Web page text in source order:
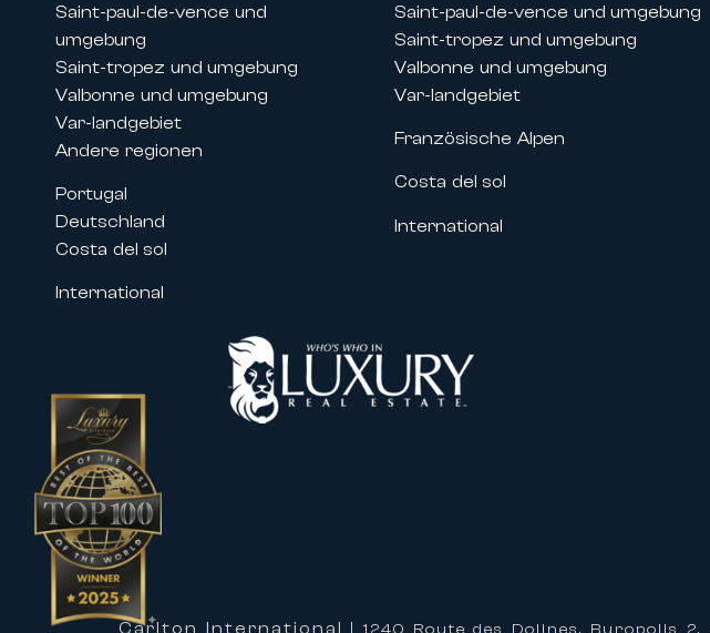
Vermietungen während der Kongresse und Festivals
Dank ihrer historischen Präsenz an der
bei großen internationalen Veranstaltungen in Cannes.
Wir bieten die Vermietung von Prestige-Apartments
wie zum Beispiel:
• MIPIM
• Cannes Lions
• Cannes Yachting Festival
Unsere Immobilien in der Nähe des Stadtzentrums,
Fachleuten und Unternehmen, von hochwertigem
zugeschnitten ist.
Maßgeschneiderte Betreuung für Ihren Aufenthalt
Eine Immobilie mit Carlton International zu mieten
hochwertigen Betreuung zu profitieren, um Ihnen ein
Unsere Teams unterstützen Sie bei der
Dienstleistungen an:
• Maßgeschneiderte Organisation Ihres Aufenthalts
Saint-paul-de-vence und
umgebung
Saint-tropez und umgebung
Valbonne und umgebung
Var-landgebiet
Andere regionen
Portugal
Deutschland
Costa del sol
International
Saint-paul-de-vence und umgebung
Saint-tropez und umgebung
Valbonne und umgebung
Var-landgebiet
Französische Alpen
Costa del sol
International